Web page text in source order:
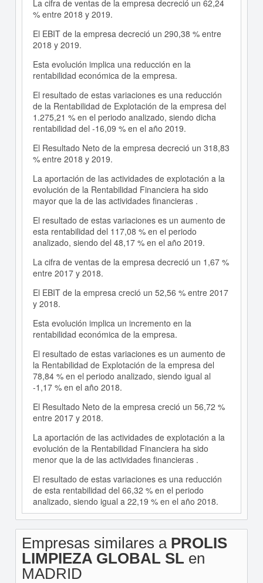
La cifra de ventas de la empresa decreció un 62,24
% entre 2018 y 2019.
El EBIT de la empresa decreció un 290,38 % entre
2018 y 2019.
Esta evolución implica una reducción en la
rentabilidad económica de la empresa.
El resultado de estas variaciones es una reducción
de la Rentabilidad de Explotación de la empresa del
1.275,21 % en el periodo analizado, siendo dicha
rentabilidad del -16,09 % en el año 2019.
El Resultado Neto de la empresa decreció un 318,83
% entre 2018 y 2019.
La aportación de las actividades de explotación a la
evolución de la Rentabilidad Financiera ha sido
mayor que la de las actividades financieras .
El resultado de estas variaciones es un aumento de
esta rentabilidad del 117,08 % en el periodo
analizado, siendo del 48,17 % en el año 2019.
La cifra de ventas de la empresa decreció un 1,67 %
entre 2017 y 2018.
El EBIT de la empresa creció un 52,56 % entre 2017
y 2018.
Esta evolución implica un incremento en la
rentabilidad económica de la empresa.
El resultado de estas variaciones es un aumento de
la Rentabilidad de Explotación de la empresa del
78,84 % en el periodo analizado, siendo igual al
-1,17 % en el año 2018.
El Resultado Neto de la empresa creció un 56,72 %
entre 2017 y 2018.
La aportación de las actividades de explotación a la
evolución de la Rentabilidad Financiera ha sido
menor que la de las actividades financieras .
El resultado de estas variaciones es una reducción
de esta rentabilidad del 66,32 % en el periodo
analizado, siendo igual a 22,19 % en el año 2018.
Empresas similares a PROLIS
LIMPIEZA GLOBAL SL en
MADRID